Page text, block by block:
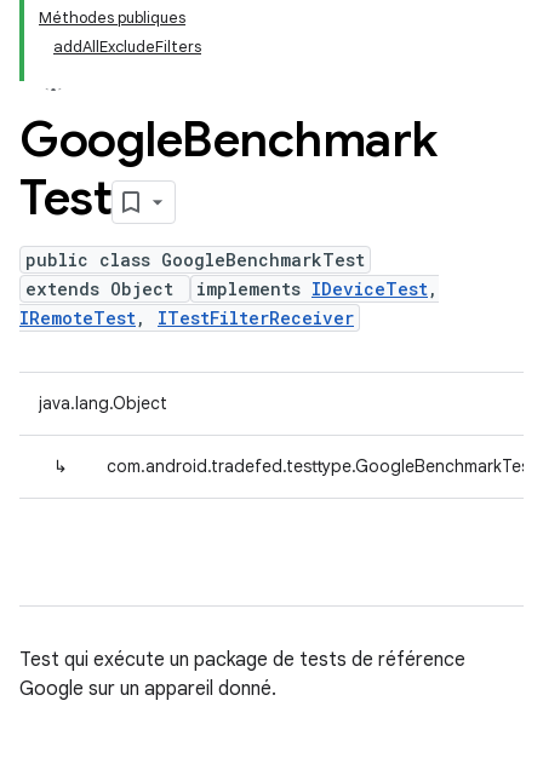
Méthodes publiques
addAllExcludeFilters
GoogleBenchmark
Test
public class GoogleBenchmarkTest
extends Object
implements IDeviceTest,
IRemoteTest, ITestFilterReceiver
java.lang.Object
↳ com.android.tradefed.testtype.GoogleBenchmarkTest
Test qui exécute un package de tests de référence
Google sur un appareil donné.